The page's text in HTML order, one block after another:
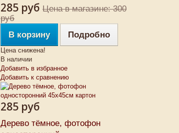
285 руб Цена в магазине: 300
руб
В корзину
Подробно
Цена снижена!
В наличии
Добавить в избранное
Добавить к сравнению
285 руб
Дерево тёмное, фотофон